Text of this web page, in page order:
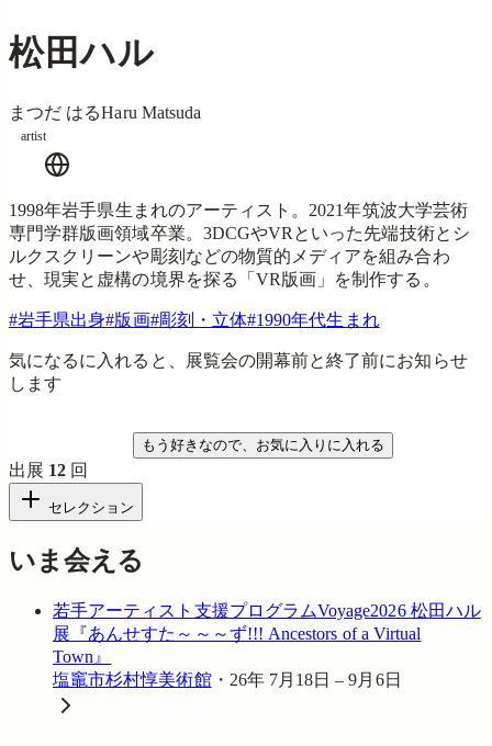
松田ハル
まつだ はるHaru Matsuda
artist
1998年岩手県生まれのアーティスト。2021年筑波大学芸術
専門学群版画領域卒業。3DCGやVRといった先端技術とシ
ルクスクリーンや彫刻などの物質的メディアを組み合わ
せ、現実と虚構の境界を探る「VR版画」を制作する。
#岩手県出身#版画#彫刻・立体#1990年代生まれ
気になるに入れると、展覧会の開幕前と終了前にお知らせ
します
もう好きなので、お気に入りに入れる
出展 12 回
セレクション
いま会える
若手アーティスト支援プログラムVoyage2026 松田ハル
展『あんせすた～～～ず!!! Ancestors of a Virtual
Town』
塩竈市杉村惇美術館・ 26年 7月18日 – 9月6日